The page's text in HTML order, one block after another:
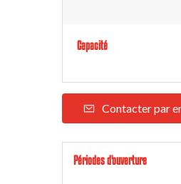
Capacité
Contacter par
Périodes d'ouverture